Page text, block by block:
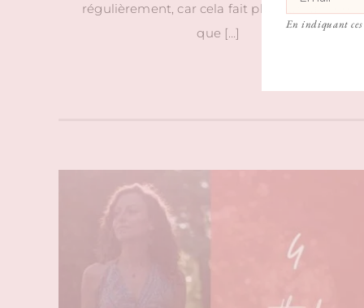
régulièrement, car cela fait plusieurs années
que […]
En indiquant ces